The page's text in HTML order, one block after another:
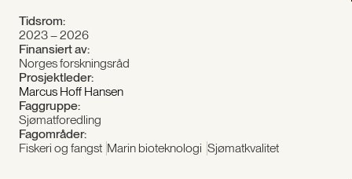
Tidsrom:
2023 – 2026
Finansiert av:
Norges forskningsråd
Prosjektleder:
Marcus Hoff Hansen
Faggruppe:
Sjømatforedling
Fagområder:
Fiskeri og fangst Marin bioteknologi Sjømatkvalitet